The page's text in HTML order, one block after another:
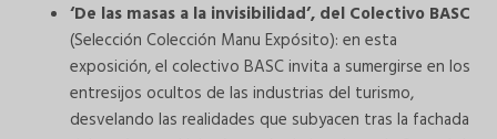
‘De las masas a la invisibilidad’, del Colectivo BASC
(Selección Colección Manu Expósito): en esta
exposición, el colectivo BASC invita a sumergirse en los
entresijos ocultos de las industrias del turismo,
desvelando las realidades que subyacen tras la fachada